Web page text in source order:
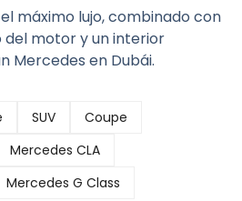
máximo lujo, combinado con
motor y un interior
Mercedes en Dubái.
SUV
Coupe
Mercedes CLA
Mercedes G Class